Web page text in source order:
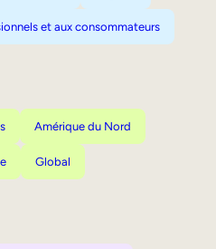
et aux consommateurs
Amérique du Nord
Global